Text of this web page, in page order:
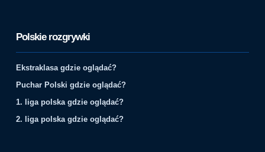
Polskie rozgrywki
Ekstraklasa gdzie oglądać?
Puchar Polski gdzie oglądać?
1. liga polska gdzie oglądać?
2. liga polska gdzie oglądać?